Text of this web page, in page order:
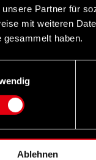
unsere Partner für
mit weiteren
gesammelt haben.
Ablehnen